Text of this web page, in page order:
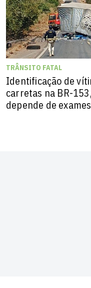
TRÂNSITO FATAL
Identificação de
carretas na BR-
depende de